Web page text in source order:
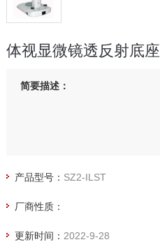
体视显微镜透反射底座
简要描述：
产品型号： SZ2-ILST
厂商性质：
更新时间： 2022-9-28